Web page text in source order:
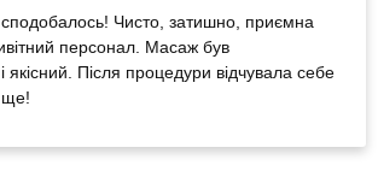
Чисто, затишно, приємна
персонал. Масаж був
якісний. Після процедури відчувала себе
ще!